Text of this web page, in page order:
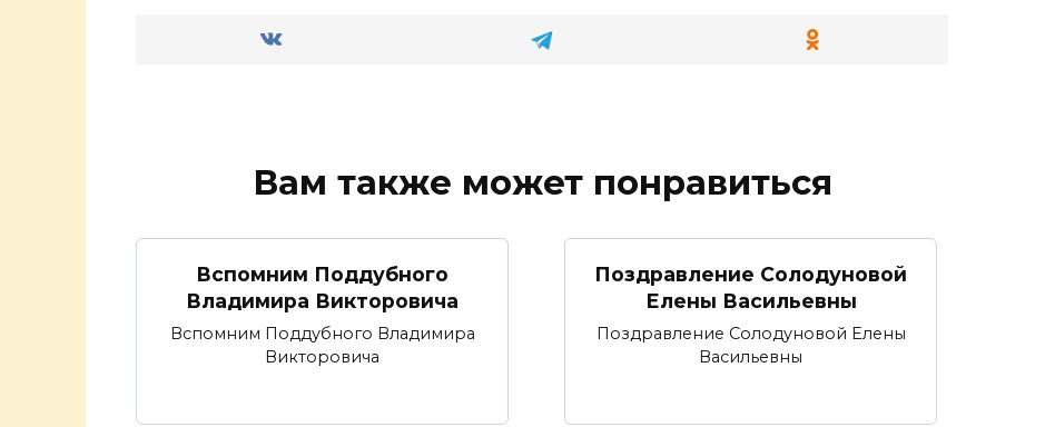
Вам также может понравиться
Вспомним Поддубного
Владимира Викторовича
Вспомним Поддубного Владимира
Викторовича
Поздравление Солодуновой
Елены Васильевны
Поздравление Солодуновой Елены
Васильевны